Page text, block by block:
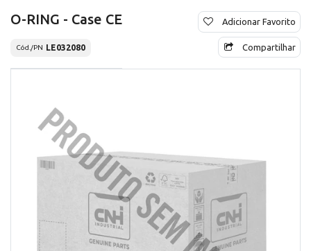
O-RING - Case CE
Cód./PN LE032080
Adicionar Favorito
Compartilhar